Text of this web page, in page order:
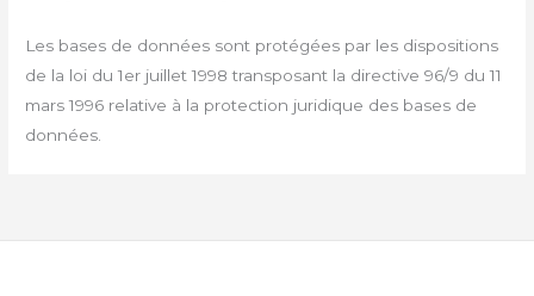
Les bases de données sont protégées par les dispositions
de la loi du 1er juillet 1998 transposant la directive 96/9 du 11
mars 1996 relative à la protection juridique des bases de
données.